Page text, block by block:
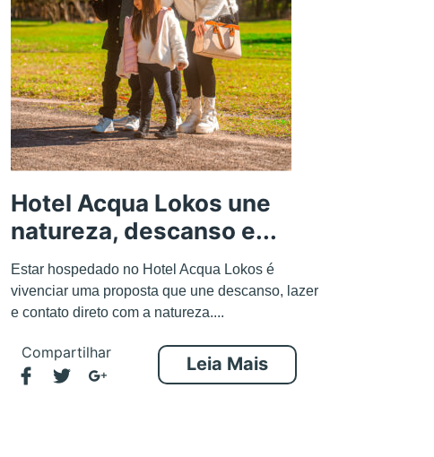
Hotel Acqua Lokos une
natureza, descanso e...
Estar hospedado no Hotel Acqua Lokos é
vivenciar uma proposta que une descanso, lazer
e contato direto com a natureza....
Compartilhar
Leia Mais